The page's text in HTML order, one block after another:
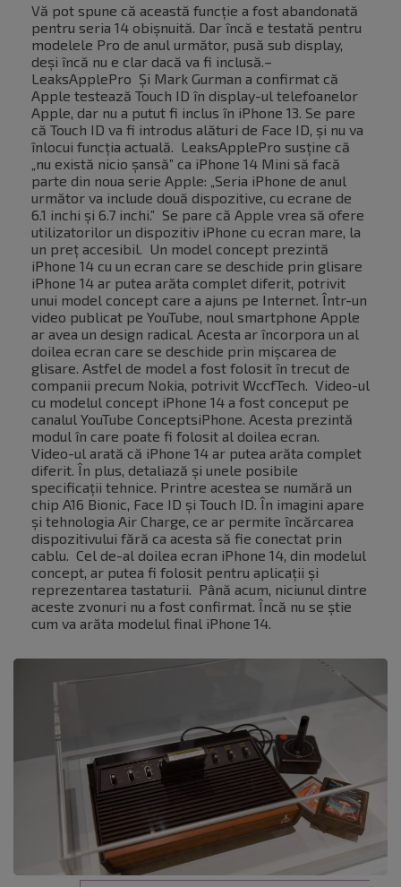
Vă pot spune că această funcție a fost abandonată
pentru seria 14 obișnuită. Dar încă e testată pentru
modelele Pro de anul următor, pusă sub display,
deși încă nu e clar dacă va fi inclusă.–
LeaksApplePro Și Mark Gurman a confirmat că
Apple testează Touch ID în display-ul telefoanelor
Apple, dar nu a putut fi inclus în iPhone 13. Se pare
că Touch ID va fi introdus alături de Face ID, și nu va
înlocui funcția actuală. LeaksApplePro susține că
„nu există nicio șansă” ca iPhone 14 Mini să facă
parte din noua serie Apple: „Seria iPhone de anul
următor va include două dispozitive, cu ecrane de
6.1 inchi și 6.7 inchi.” Se pare că Apple vrea să ofere
utilizatorilor un dispozitiv iPhone cu ecran mare, la
un preț accesibil. Un model concept prezintă
iPhone 14 cu un ecran care se deschide prin glisare
iPhone 14 ar putea arăta complet diferit, potrivit
unui model concept care a ajuns pe Internet. Într-un
video publicat pe YouTube, noul smartphone Apple
ar avea un design radical. Acesta ar încorpora un al
doilea ecran care se deschide prin mișcarea de
glisare. Astfel de model a fost folosit în trecut de
companii precum Nokia, potrivit WccfTech. Video-ul
cu modelul concept iPhone 14 a fost conceput pe
canalul YouTube ConceptsiPhone. Acesta prezintă
modul în care poate fi folosit al doilea ecran.
Video-ul arată că iPhone 14 ar putea arăta complet
diferit. În plus, detaliază și unele posibile
specificații tehnice. Printre acestea se numără un
chip A16 Bionic, Face ID și Touch ID. În imagini apare
și tehnologia Air Charge, ce ar permite încărcarea
dispozitivului fără ca acesta să fie conectat prin
cablu. Cel de-al doilea ecran iPhone 14, din modelul
concept, ar putea fi folosit pentru aplicații și
reprezentarea tastaturii. Până acum, niciunul dintre
aceste zvonuri nu a fost confirmat. Încă nu se știe
cum va arăta modelul final iPhone 14.